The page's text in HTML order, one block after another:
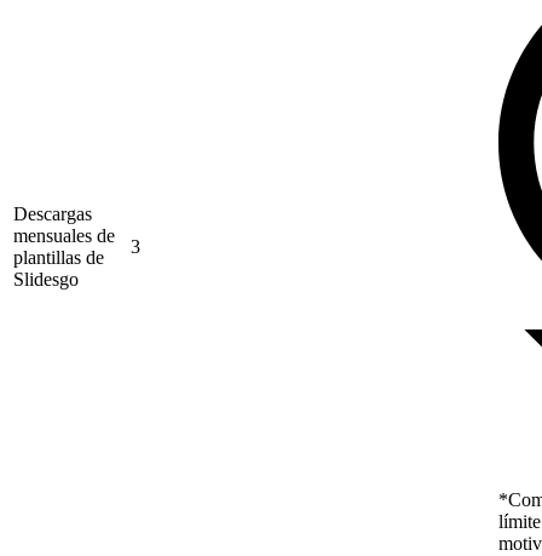
Descargas
mensuales de
plantillas de
Slidesgo
3
límite